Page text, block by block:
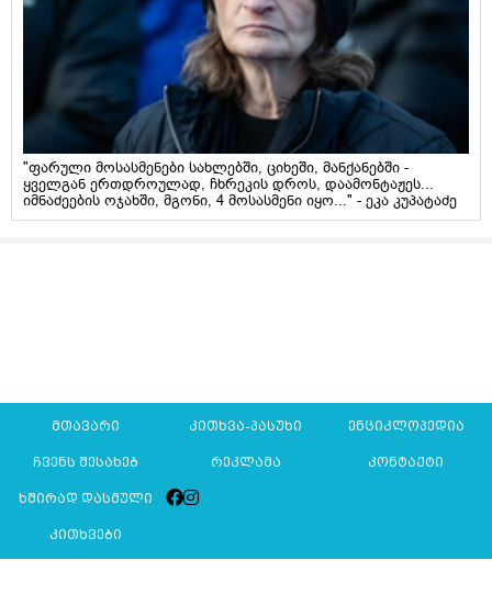
"ფარული მოსასმენები სახლებში, ციხეში, მანქანებში -
ყველგან ერთდროულად, ჩხრეკის დროს, დაამონტაჟეს...
იმნაძეების ოჯახში, მგონი, 4 მოსასმენი იყო..." - ეკა კუპატაძე
მთავარი კითხვა-პასუხი ენციკლოპედია
ჩვენს შესახებ რეკლამა კონტაქტი
ხშირად დასმული
კითხვები